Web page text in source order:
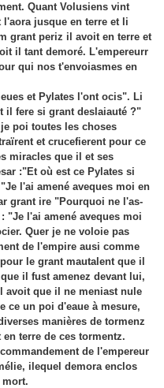
Quant Volusiens vint
jusque en terre et li
grant periz il avoit en terre et
il tant demoré. L'empereurr
qui nos t'envoiasmes en
et Pylates l'ont ocis". Li
il fere si grant deslaiauté ?"
poi toutes les choses
et crucefierent pour ce
miracles que il et ses
:"Et où est ce Pylates si
l'ai amené aveques moi en
grant ire "Pourquoi ne l'as-
"Je l'ai amené aveques moi
Quer je ne voloie pas
de l'empire ausi comme
le grant mautalent que il
il fust amenez devant lui,
avoit que il ne meniast nule
ce un poi d'eaue à mesure,
manières de tormenz
terre de ces tormentz.
de l'empereur
ilequel demora enclos
mort.